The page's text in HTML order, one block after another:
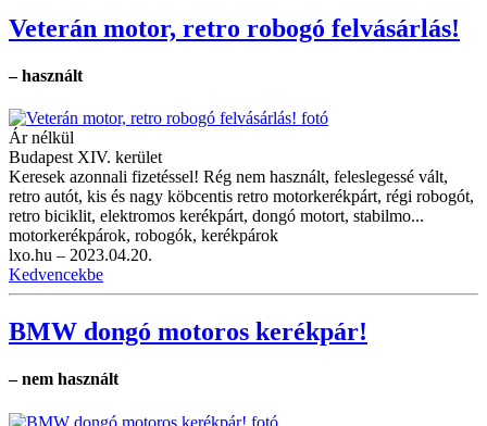
Veterán motor, retro robogó felvásárlás!
– használt
Ár nélkül
Budapest XIV. kerület
Keresek azonnali fizetéssel! Rég nem használt, feleslegessé vált,
retro autót, kis és nagy köbcentis retro motorkerékpárt, régi robogót,
retro biciklit, elektromos kerékpárt, dongó motort, stabilmo...
motorkerékpárok, robogók, kerékpárok
lxo.hu – 2023.04.20.
Kedvencekbe
BMW dongó motoros kerékpár!
– nem használt